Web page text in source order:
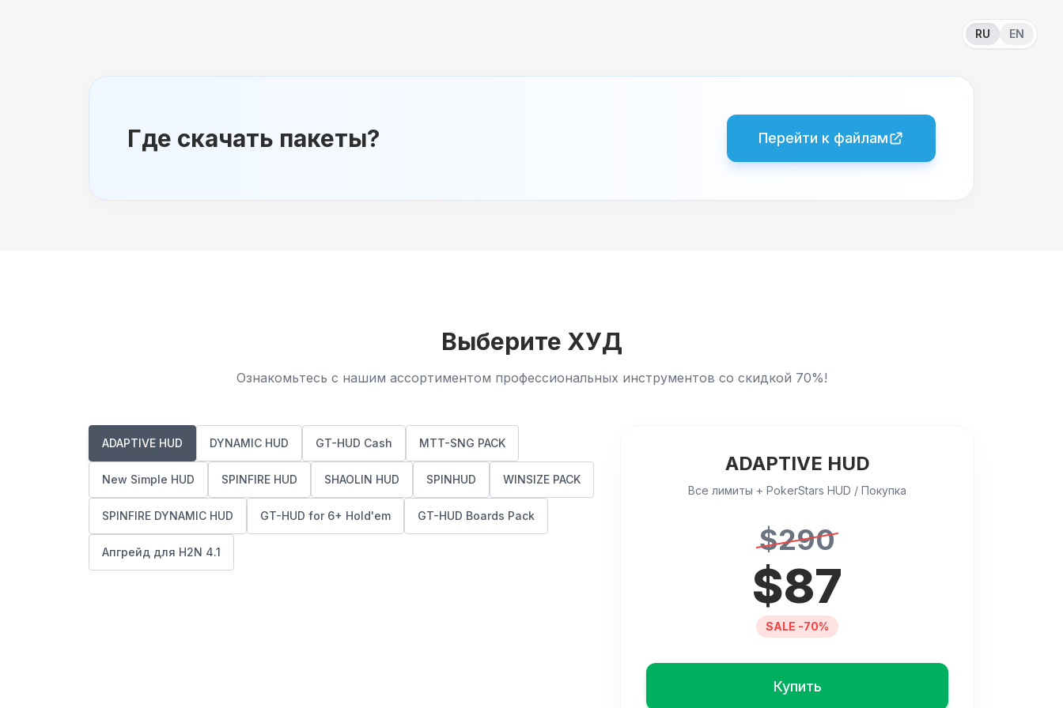
RU EN
Где скачать пакеты? Перейти к файлам
Выберите ХУД
Ознакомьтесь с нашим ассортиментом профессиональных инструментов со скидкой 70%!
ADAPTIVE HUD DYNAMIC HUD GT-HUD Cash MTT-SNG PACK
New Simple HUD SPINFIRE HUD SHAOLIN HUD SPINHUD WINSIZE PACK
SPINFIRE DYNAMIC HUD GT-HUD for 6+ Hold'em GT-HUD Boards Pack
Апгрейд для H2N 4.1
ADAPTIVE HUD
Все лимиты + PokerStars HUD / Покупка
$290
$87
SALE -70%
Купить